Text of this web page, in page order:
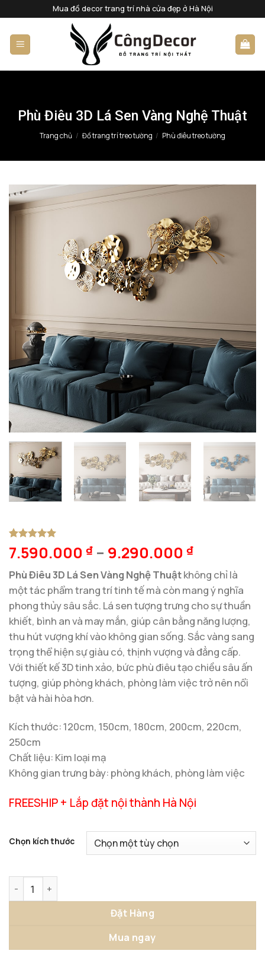
qua
nội
dung
Mua đồ decor trang trí nhà cửa đẹp ở Hà Nội
Phù Điêu 3D Lá Sen Vàng Nghệ Thuật
Trang chủ / Đồ trang trí treo tường / Phù điêu treo tường
5trên 5
dựa trên
1
7.590.000 ₫ – 9.290.000 ₫
Phù Điêu 3D Lá Sen Vàng Nghệ Thuậtkhông chỉ là
một tác phẩm trang trí tinh tế mà còn mang ý nghĩa
phong thủy sâu sắc. Lá sen tượng trưng cho sự thuần
khiết, bình an và may mắn, giúp cân bằng năng lượng,
thu hút vượng khí vào không gian sống. Sắc vàng sang
trọng thể hiện sự giàu có, thịnh vượng và đẳng cấp.
Với thiết kế 3D tinh xảo, bức phù điêu tạo chiều sâu ấn
tượng, giúp phòng khách, phòng làm việc trở nên nổi
bật và hài hòa hơn.
Kích thước: 120cm, 150cm, 180cm, 200cm, 220cm,
250cm
Chất liệu: Kim loại mạ
Không gian trưng bày: phòng khách, phòng làm việc
FREESHIP + Lắp đặt nội thành Hà Nội
Chọn kích thước
Đặt Hàng
Mua ngay